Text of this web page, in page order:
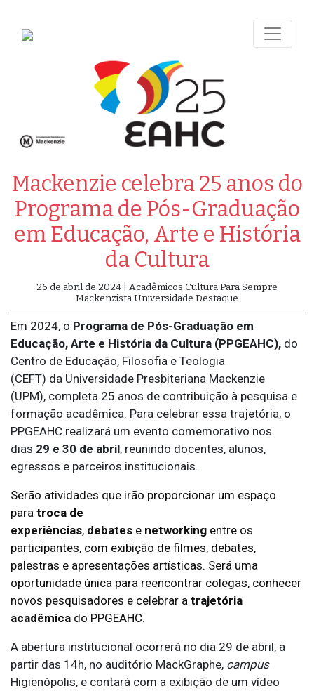
Mackenzie celebra 25 anos do
Programa de Pós-Graduação
em Educação, Arte e História
da Cultura
26 de abril de 2024 | Acadêmicos Cultura Para Sempre
Mackenzista Universidade Destaque
Em 2024, o Programa de Pós-Graduação em
Educação, Arte e História da Cultura (PPGEAHC), do
Centro de Educação, Filosofia e Teologia
(CEFT) da Universidade Presbiteriana Mackenzie
(UPM), completa 25 anos de contribuição à pesquisa e
formação acadêmica. Para celebrar essa trajetória, o
PPGEAHC realizará um evento comemorativo nos
dias 29 e 30 de abril, reunindo docentes, alunos,
egressos e parceiros institucionais.
Serão atividades que irão proporcionar um espaço
para troca de
experiências, debates e networking entre os
participantes, com exibição de filmes, debates,
palestras e apresentações artísticas. Será uma
oportunidade única para reencontrar colegas, conhecer
novos pesquisadores e celebrar a trajetória
acadêmica do PPGEAHC.
A abertura institucional ocorrerá no dia 29 de abril, a
partir das 14h, no auditório MackGraphe, campus
Higienópolis, e contará com a exibição de um vídeo